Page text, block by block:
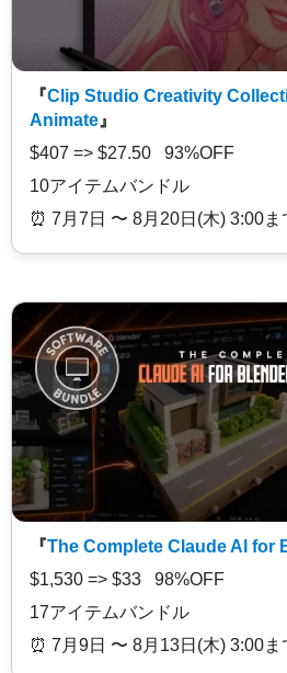
『Clip Studio Creativity
Animate 』
$407 => $27.50 93%OFF
10アイテムバンドル
⏰️ 7月7日 〜 8月20日(木) 3:00ま
『The Complete Claude AI for
$1,530 => $33 98%OFF
17アイテムバンドル
⏰️ 7月9日 〜 8月13日(木) 3:00ま